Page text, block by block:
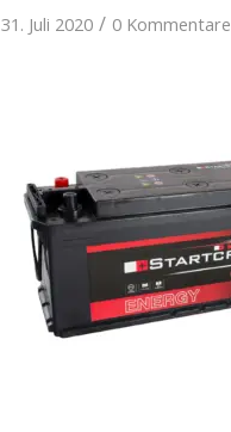
31. Juli 2020 / 0 Kommentare